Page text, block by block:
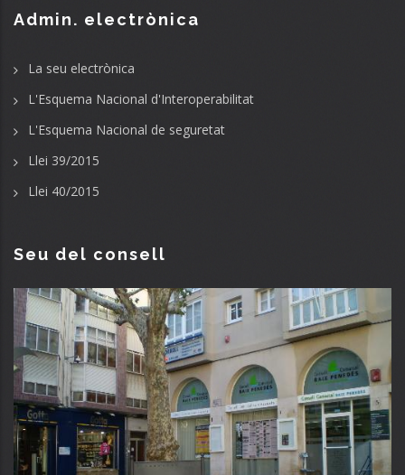
Admin. electrònica
La seu electrònica
L'Esquema Nacional d'Interoperabilitat
L'Esquema Nacional de seguretat
Llei 39/2015
Llei 40/2015
Seu del consell